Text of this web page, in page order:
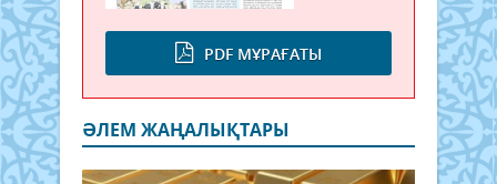
PDF МҰРАҒАТЫ
ӘЛЕМ ЖАҢАЛЫҚТАРЫ